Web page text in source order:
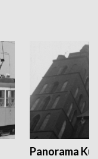
Panorama